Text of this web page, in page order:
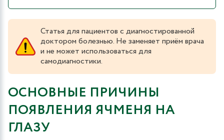
Статья для пациентов с диагностированной
доктором болезнью. Не заменяет приём врача
и не может использоваться для
самодиагностики.
ОСНОВНЫЕ ПРИЧИНЫ
ПОЯВЛЕНИЯ ЯЧМЕНЯ НА
ГЛАЗУ